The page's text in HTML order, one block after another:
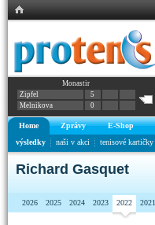
Monastir
Zipfel
5
Melnikova
0
Home Zprávy E-Shop
výsledky
naši v akci tenisové kartičky
Richard Gasquet
2026 2025 2024 2023 2022 2021